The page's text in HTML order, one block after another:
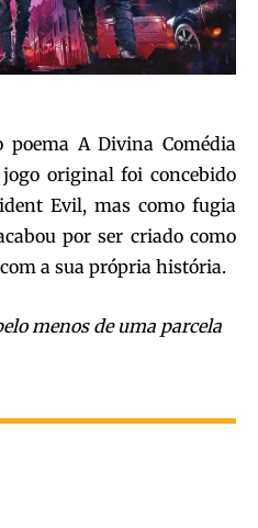
poema A Divina Comédia
original foi concebido
Evil, mas como fugia
por ser criado como
a sua própria história.
menos de uma parcela